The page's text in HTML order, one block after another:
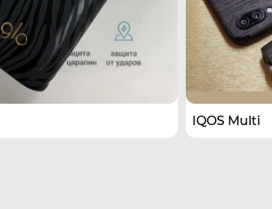
IQOS​ Multi